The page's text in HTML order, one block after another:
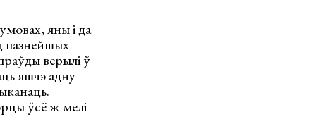
яны і да
пазнейшых
верылі ў
яшчэ адну
ўсё ж мелі